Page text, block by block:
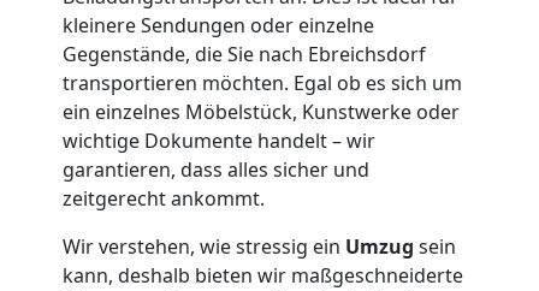
kleinere Sendungen oder einzelne
Gegenstände, die Sie nach Ebreichsdorf
transportieren möchten. Egal ob es sich um
ein einzelnes Möbelstück, Kunstwerke oder
wichtige Dokumente handelt – wir
garantieren, dass alles sicher und
zeitgerecht ankommt.
Wir verstehen, wie stressig ein Umzug sein
kann, deshalb bieten wir maßgeschneiderte
Neustadt
Tresortransport
Wiener